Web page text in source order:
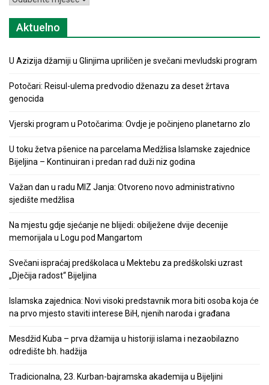
Aktuelno
U Azizija džamiji u Glinjima upriličen je svečani mevludski program
Potočari: Reisul-ulema predvodio dženazu za deset žrtava
genocida
Vjerski program u Potočarima: Ovdje je počinjeno planetarno zlo
U toku žetva pšenice na parcelama Medžlisa Islamske zajednice
Bijeljina – Kontinuiran i predan rad duži niz godina
Važan dan u radu MIZ Janja: Otvoreno novo administrativno
sjedište medžlisa
Na mjestu gdje sjećanje ne blijedi: obilježene dvije decenije
memorijala u Logu pod Mangartom
Svečani ispraćaj predškolaca u Mektebu za predškolski uzrast
„Dječija radost“ Bijeljina
Islamska zajednica: Novi visoki predstavnik mora biti osoba koja će
na prvo mjesto staviti interese BiH, njenih naroda i građana
Mesdžid Kuba – prva džamija u historiji islama i nezaobilazno
odredište bh. hadžija
Tradicionalna, 23. Kurban-bajramska akademija u Bijeljini